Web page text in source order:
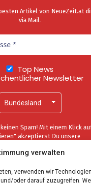
verwalten
verwenden wir
oder darauf zuzugreifen.
Artikel von NeueZeit.at
via Mail.
Top News
Newsletter
Spam! Mit einem Klick
akzeptierst Du unsere